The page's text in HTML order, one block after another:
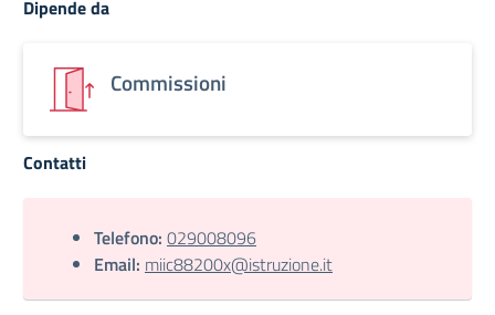
Dipende da
Commissioni
Contatti
Telefono: 029008096
Email: miic88200x@istruzione.it